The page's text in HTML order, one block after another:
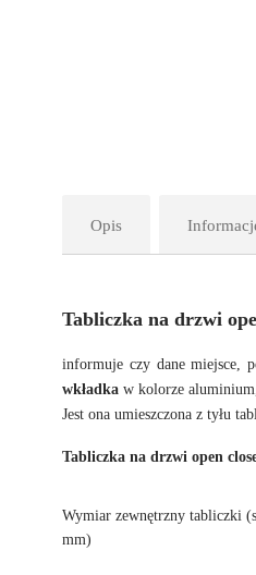
Opis
Tabliczka na drzwi
informuje czy dane miejsce,
wkładka w kolorze
Jest ona umieszczona z tyłu
Tabliczka na drzwi open
Wymiar zewnętrzny tabliczki
mm)